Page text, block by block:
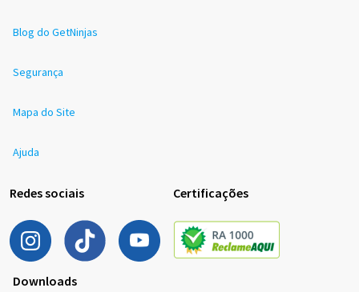
Blog do GetNinjas
Segurança
Mapa do Site
Ajuda
Redes sociais Certificações
Downloads